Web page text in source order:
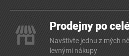
Prodejny po
Navštivte jednu z mých
levnými nákupy